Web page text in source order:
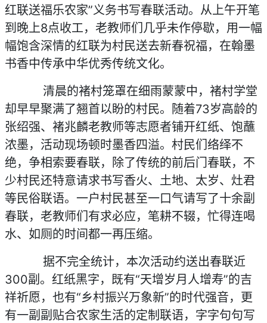
红联送福乐农家”义务书写春联活动。从上午开笔
到晚上8点收工，老教师们几乎未作停歇，用一幅
幅饱含深情的红联为村民送去新春祝福，在翰墨
书香中传承中华优秀传统文化。
清晨的褚村笼罩在细雨蒙蒙中，褚村学堂
却早早聚满了翘首以盼的村民。随着73岁高龄的
张绍强、褚兆麟老教师等志愿者铺开红纸、饱蘸
浓墨，活动现场顿时墨香四溢。村民们络绎不
绝，争相索要春联，除了传统的前后门春联，不
少村民还特意请求书写香火、土地、太岁、灶君
等民俗联语。一户村民甚至一口气请写了十余副
春联，老教师们有求必应，笔耕不辍，忙得连喝
水、如厕的时间都一再压缩。
据不完全统计，本次活动约送出春联近
300副。红纸黑字，既有“天增岁月人增寿”的吉
祥祈愿，也有“乡村振兴万象新”的时代强音，更
有一副副贴合农家生活的定制联语，字字句句写